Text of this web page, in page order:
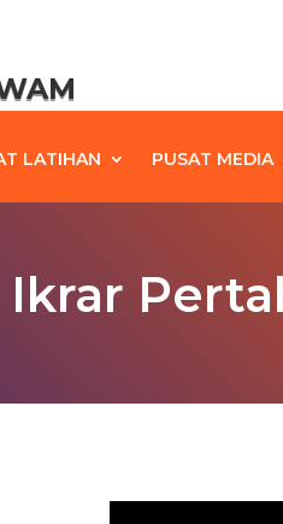
LATIHAN PUSAT MEDIA